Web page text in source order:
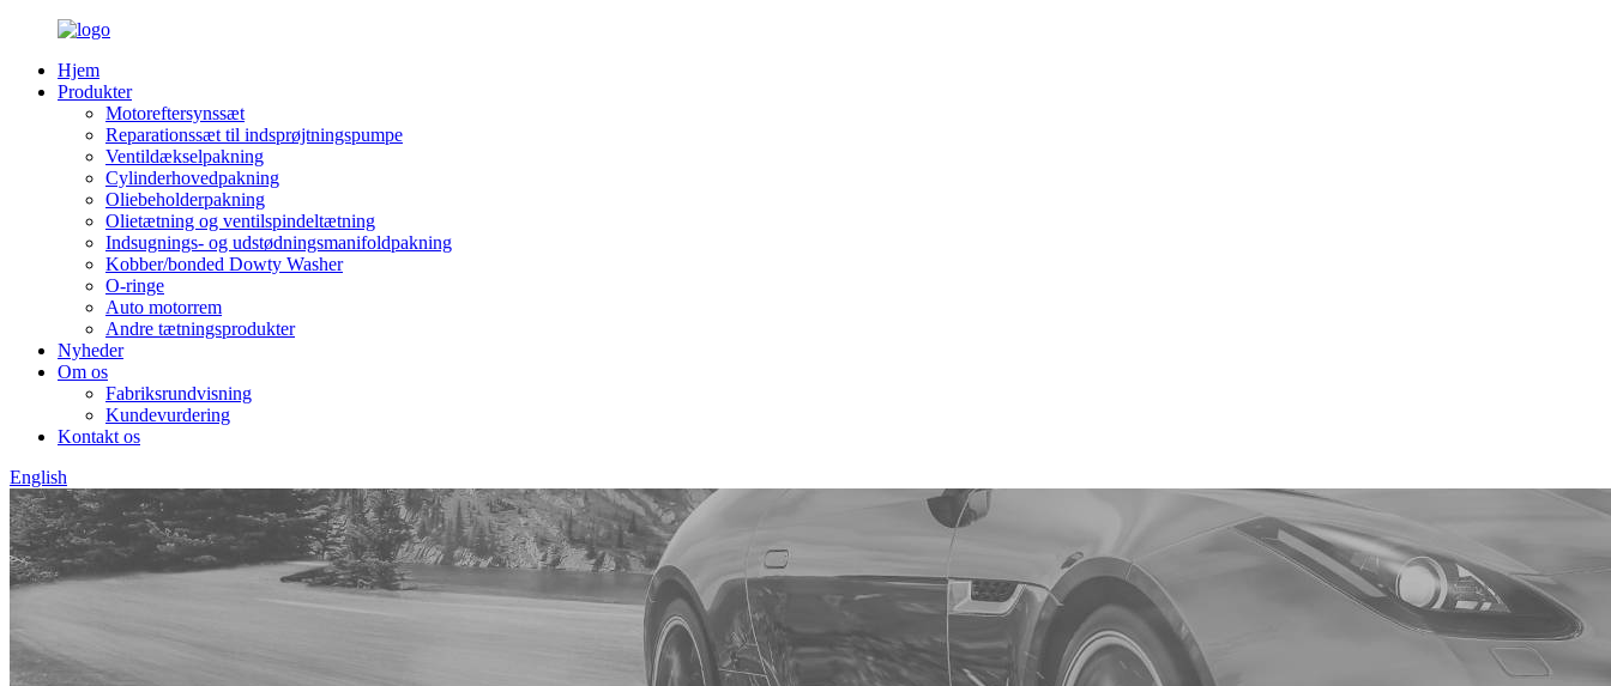
Hjem
Produkter
Motoreftersynssæt
Reparationssæt til indsprøjtningspumpe
Ventildækselpakning
Cylinderhovedpakning
Oliebeholderpakning
Olietætning og ventilspindeltætning
Indsugnings- og udstødningsmanifoldpakning
Kobber/bonded Dowty Washer
O-ringe
Auto motorrem
Andre tætningsprodukter
Nyheder
Om os
Fabriksrundvisning
Kundevurdering
Kontakt os
English